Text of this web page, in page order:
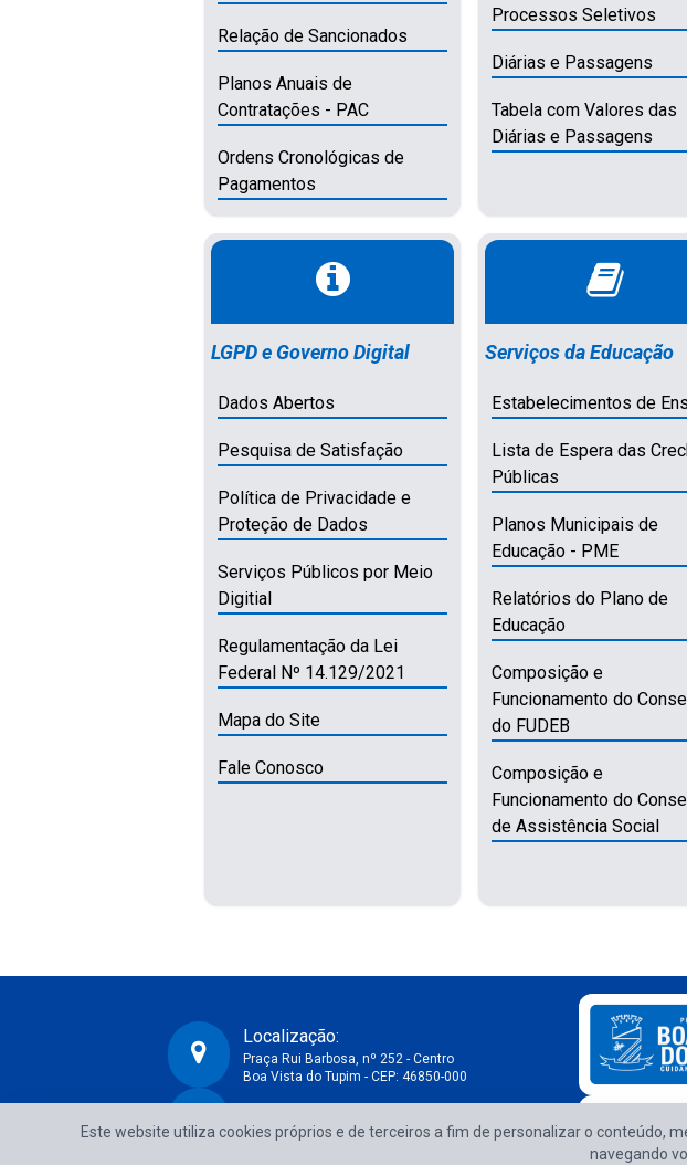
Relação de Sancionados
Planos Anuais de
Contratações - PAC
Ordens Cronológicas de
Pagamentos
Processos Seletivos
Diárias e Passagens
Tabela com Valores das
Diárias e Passagens
LGPD e Governo Digital
Dados Abertos
Pesquisa de Satisfação
Política de Privacidade e
Proteção de Dados
Serviços Públicos por Meio
Digitial
Regulamentação da Lei
Federal Nº 14.129/2021
Mapa do Site
Fale Conosco
Serviços da Educação
Estabelecimentos de
Lista de Espera das
Públicas
Planos Municipais de
Educação - PME
Relatórios do Plano de
Educação
Composição e
Funcionamento do
do FUDEB
Composição e
Funcionamento do
de Assistência Social
Localização:
Praça Rui Barbosa, nº 252 - Centro
Boa Vista do Tupim - CEP: 46850-000
13.718.176/0001-25
Este website utiliza cookies próprios e de terceiros a fim de personalizar o conteúdo,
navegando